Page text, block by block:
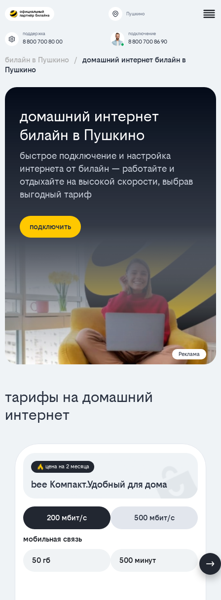
Пушкино
поддержка
8 800 700 80 00
подключение
8 800 700 86 90
билайн в Пушкино /
домашний интернет билайн в
Пушкино
домашний интернет
билайн в Пушкино
быстрое подключение и настройка
интернета от билайн — работайте и
отдыхайте на высокой скорости, выбрав
выгодный тариф
подключить
Реклама
тарифы на домашний
интернет
цена на 2 месяца
bee Компакт.Удобный для дома
200 мбит/с 500 мбит/с
мобильная связь
50 гб 500 минут